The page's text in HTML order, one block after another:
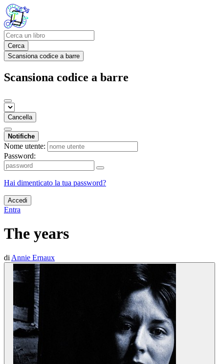
Cerca
Scansiona codice a barre
Scansiona codice a barre
Cancella
Notifiche
Nome utente:
Password:
Hai dimenticato la tua password?
Accedi
Entra
The years
di Annie Ernaux